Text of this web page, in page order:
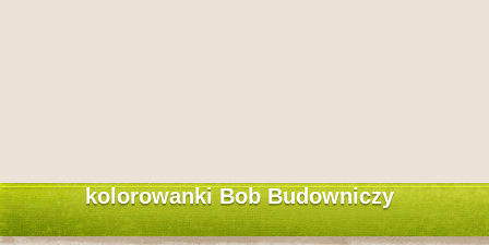
kolorowanki Bob Budowniczy